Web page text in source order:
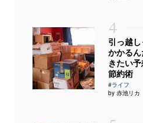
4
引っ越
かかる
きたい
節約術
#ライフ
by 赤池リカ